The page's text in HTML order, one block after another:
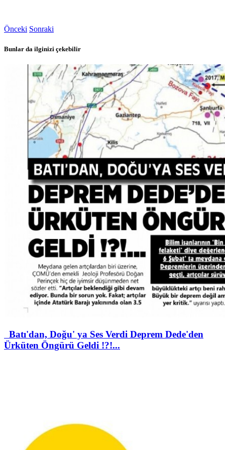
Önceki Sonraki
Bunlar da ilginizi çekebilir
Batı'dan, Doğu' ya Ses Verdi Deprem Dede'den
Ürküten Öngürü Geldi !?!...